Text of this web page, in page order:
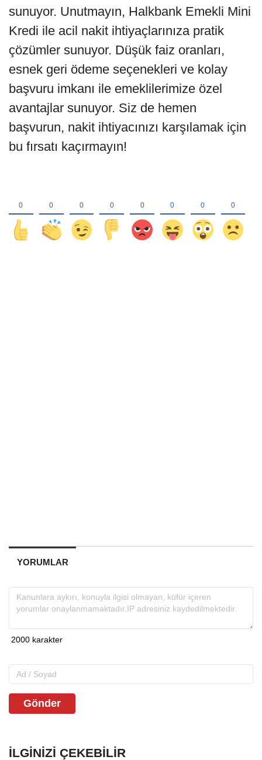
sunuyor. Unutmayın, Halkbank Emekli Mini
Kredi ile acil nakit ihtiyaçlarınıza pratik
çözümler sunuyor. Düşük faiz oranları,
esnek geri ödeme seçenekleri ve kolay
başvuru imkanı ile emeklilerimize özel
avantajlar sunuyor. Siz de hemen
başvurun, nakit ihtiyacınızı karşılamak için
bu fırsatı kaçırmayın!
YORUMLAR
Gönder
İLGINIZI ÇEKEBILIR